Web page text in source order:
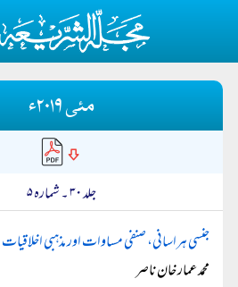
مئی ۲۰۱۹ء
جلد ۳۰ ۔ شمارہ ۵
جنسی ہراسانی، صنفی مساوات اور مذہبی اخلاقیات
محمد عمار خان ناصر